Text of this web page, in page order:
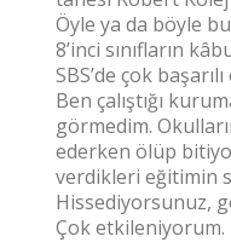
Öyle ya da böyle
8’inci sınıfların
SBS’de çok
Ben çalıştığı
görmedim.
ederken ölüp
verdikleri eğitimin
Hissediyorsunuz,
Çok etkileniyorum.